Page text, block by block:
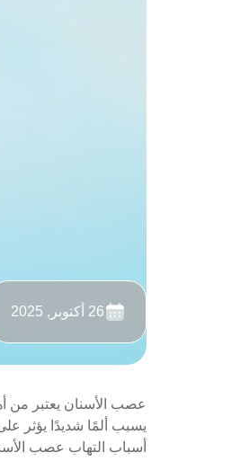
26 أكتوبر, 2025
عصب الأسنان يعتبر من
يسبب ألمًا شديدًا يؤثر
أسباب التهاب عصب